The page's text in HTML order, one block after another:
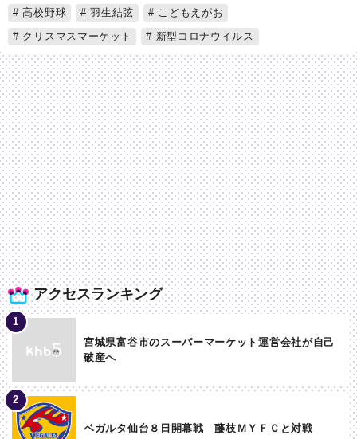
アクセスランキング
宮城県富谷市のスーパーマーケット運営会社が自己
破産へ
ベガルタ仙台８日開幕戦 藤枝ＭＹＦＣと対戦
高校野球
羽生結弦
こどもえがお
クリスマスマーケット
新型コロナウイルス